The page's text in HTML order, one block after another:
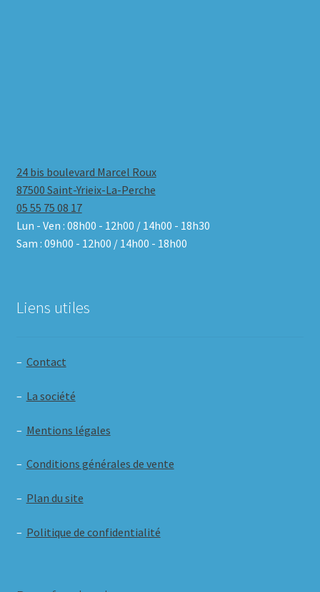
24 bis boulevard Marcel Roux
87500 Saint-Yrieix-La-Perche
05 55 75 08 17
Lun - Ven : 08h00 - 12h00 / 14h00 - 18h30
Sam : 09h00 - 12h00 / 14h00 - 18h00
Liens utiles
– Contact
– La société
– Mentions légales
– Conditions générales de vente
– Plan du site
– Politique de confidentialité